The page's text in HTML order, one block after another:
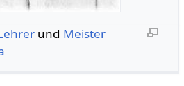
und Meister